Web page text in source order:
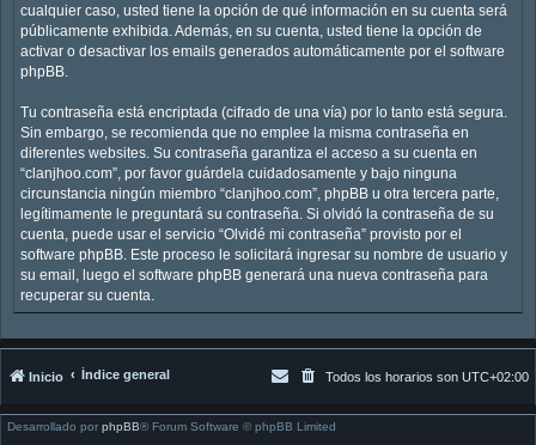
cualquier caso, usted tiene la opción de qué información en su cuenta será
públicamente exhibida. Además, en su cuenta, usted tiene la opción de
activar o desactivar los emails generados automáticamente por el software
phpBB.
Tu contraseña está encriptada (cifrado de una vía) por lo tanto está segura.
Sin embargo, se recomienda que no emplee la misma contraseña en
diferentes websites. Su contraseña garantiza el acceso a su cuenta en
“clanjhoo.com”, por favor guárdela cuidadosamente y bajo ninguna
circunstancia ningún miembro “clanjhoo.com”, phpBB u otra tercera parte,
legítimamente le preguntará su contraseña. Si olvidó la contraseña de su
cuenta, puede usar el servicio “Olvidé mi contraseña” provisto por el
software phpBB. Este proceso le solicitará ingresar su nombre de usuario y
su email, luego el software phpBB generará una nueva contraseña para
recuperar su cuenta.
Inicio Índice general Todos los horarios son UTC+02:00
Desarrollado por phpBB® Forum Software © phpBB Limited